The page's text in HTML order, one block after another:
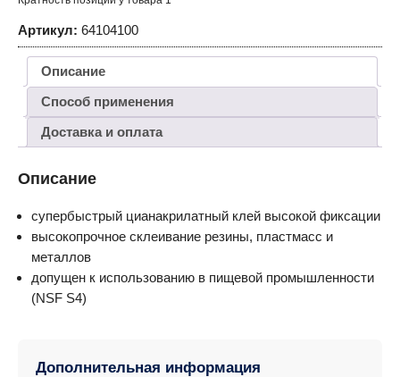
Артикул: 64104100
Описание
Способ применения
Доставка и оплата
Описание
супербыстрый цианакрилатный клей высокой фиксации
высокопрочное склеивание резины, пластмасс и
металлов
допущен к использованию в пищевой промышленности
(NSF S4)
Дополнительная информация